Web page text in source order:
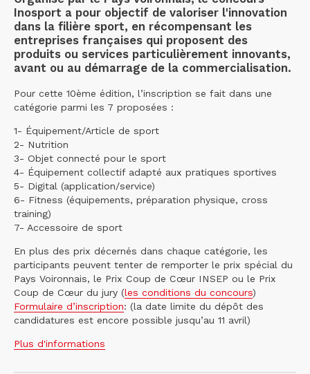
Inosport a pour objectif de valoriser l'innovation
dans la filière sport, en récompensant les
entreprises françaises qui proposent des
produits ou services particulièrement innovants,
avant ou au démarrage de la commercialisation.
Pour cette 10ème édition, l’inscription se fait dans une
catégorie parmi les 7 proposées :
1- Équipement/Article de sport
2- Nutrition
3- Objet connecté pour le sport
4- Équipement collectif adapté aux pratiques sportives
5- Digital (application/service)
6- Fitness (équipements, préparation physique, cross
training)
7- Accessoire de sport
En plus des prix décernés dans chaque catégorie, les
participants peuvent tenter de remporter le prix spécial du
Pays Voironnais, le Prix Coup de Cœur INSEP ou le Prix
Coup de Cœur du jury (les conditions du concours)
Formulaire d’inscription: (la date limite du dépôt des
candidatures est encore possible jusqu’au 11 avril)
Plus d'informations